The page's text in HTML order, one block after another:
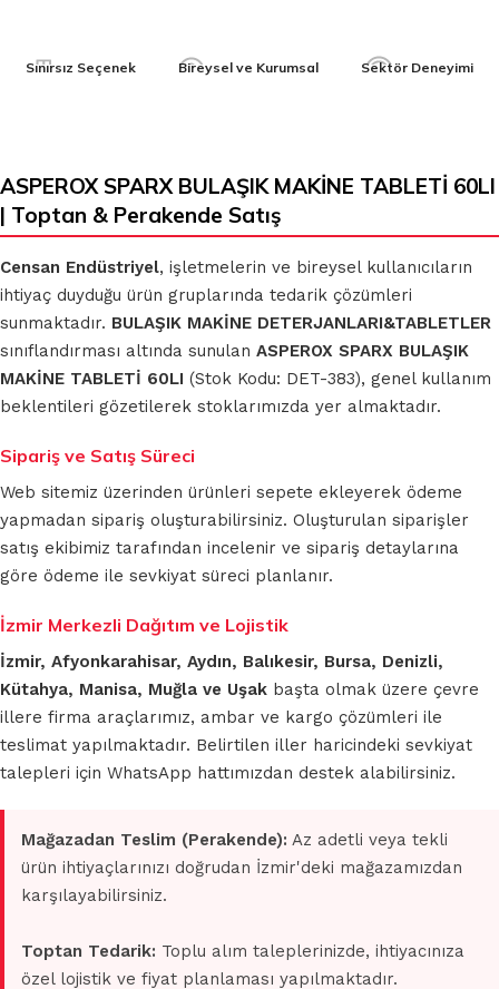
Sınırsız Seçenek Bireysel ve Kurumsal Sektör Deneyimi
ASPEROX SPARX BULAŞIK MAKİNE TABLETİ 60LI
| Toptan & Perakende Satış
Censan Endüstriyel, işletmelerin ve bireysel kullanıcıların
ihtiyaç duyduğu ürün gruplarında tedarik çözümleri
sunmaktadır. BULAŞIK MAKİNE DETERJANLARI&TABLETLER
sınıflandırması altında sunulan ASPEROX SPARX BULAŞIK
MAKİNE TABLETİ 60LI (Stok Kodu: DET-383), genel kullanım
beklentileri gözetilerek stoklarımızda yer almaktadır.
Sipariş ve Satış Süreci
Web sitemiz üzerinden ürünleri sepete ekleyerek ödeme
yapmadan sipariş oluşturabilirsiniz. Oluşturulan siparişler
satış ekibimiz tarafından incelenir ve sipariş detaylarına
göre ödeme ile sevkiyat süreci planlanır.
İzmir Merkezli Dağıtım ve Lojistik
İzmir, Afyonkarahisar, Aydın, Balıkesir, Bursa, Denizli,
Kütahya, Manisa, Muğla ve Uşak başta olmak üzere çevre
illere firma araçlarımız, ambar ve kargo çözümleri ile
teslimat yapılmaktadır. Belirtilen iller haricindeki sevkiyat
talepleri için WhatsApp hattımızdan destek alabilirsiniz.
Mağazadan Teslim (Perakende): Az adetli veya tekli
ürün ihtiyaçlarınızı doğrudan İzmir'deki mağazamızdan
karşılayabilirsiniz.
Toptan Tedarik: Toplu alım taleplerinizde, ihtiyacınıza
özel lojistik ve fiyat planlaması yapılmaktadır.